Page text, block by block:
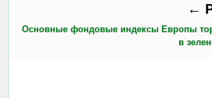
←
Основные фондовые индексы Европы
в